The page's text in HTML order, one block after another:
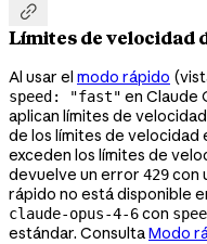

Límites de velocidad
Al usar el modo rápido
speed: "fast" en Claude
aplican límites de
de los límites de velocidad
exceden los límites de
devuelve un error 429con
rápido no está disponible
claude-opus-4-6con
estándar. ConsultaModo